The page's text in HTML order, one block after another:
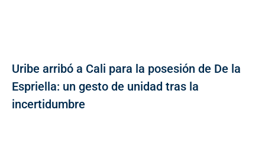
Uribe arribó a Cali para la posesión de De la
Espriella: un gesto de unidad tras la
incertidumbre